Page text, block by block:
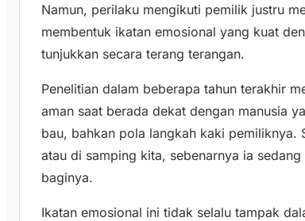
Namun, perilaku mengikuti pemilik justru
membentuk ikatan emosional yang kuat
tunjukkan secara terang terangan.
Penelitian dalam beberapa tahun terakhir
aman saat berada dekat dengan manusia
bau, bahkan pola langkah kaki pemiliknya.
atau di samping kita, sebenarnya ia
baginya.
Ikatan emosional ini tidak selalu tampak